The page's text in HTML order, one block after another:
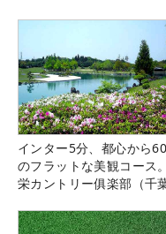
インター5分、都心から
のフラットな美観コース
栄カントリー俱楽部（千